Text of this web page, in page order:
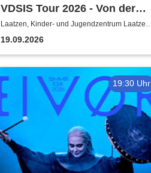
VDSIS Tour 2026 - Von der
Strasse auf die Tour
Laatzen, Kinder- und Jugendzentrum Laatzen
19.09.2026
19:30 Uhr